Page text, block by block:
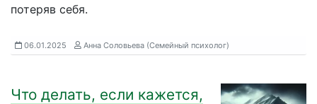
потеряв себя.
06.01.2025 Анна Соловьева (Семейный психолог)
Что делать, если кажется,